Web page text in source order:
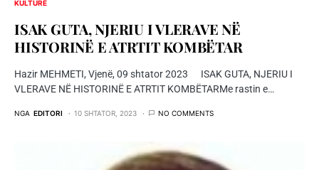
KULTURË
ISAK GUTA, NJERIU I VLERAVE NË
HISTORINË E ATRTIT KOMBËTAR
Hazir MEHMETI, Vjenë, 09 shtator 2023 ISAK GUTA, NJERIU I
VLERAVE NË HISTORINË E ATRTIT KOMBËTARMe rastin e…
NGA EDITORI 10 SHTATOR, 2023 NO COMMENTS